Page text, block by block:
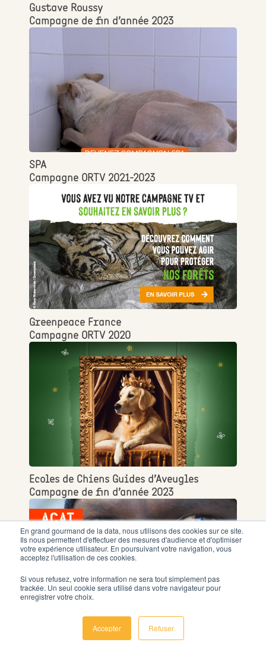
En grand gourmand de la data, nous utilisons des cookies sur ce site.
Ils nous permettent d'effectuer des mesures d'audience et d'optimiser
votre expérience utilisateur. En poursuivant votre navigation, vous
acceptez l'utilisation de ces cookies.
Si vous refusez, votre information ne sera tout simplement pas
trackée. Un seul cookie sera utilisé dans votre navigateur pour
enregistrer votre choix.
Accepter Refuser
Gustave Roussy
Campagne de fin d’année 2023
SPA
Campagne ORTV 2021-2023
Greenpeace France
Campagne ORTV 2020
Ecoles de Chiens Guides d’Aveugles
Campagne de fin d’année 2023
ACAT-France